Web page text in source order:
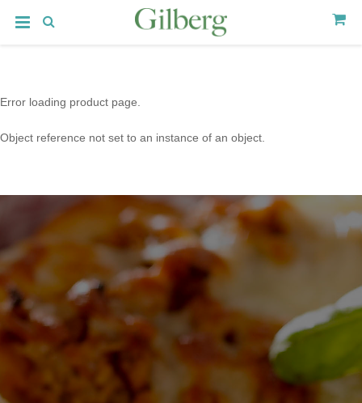
Error loading product page.
Object reference not set to an instance of an object.